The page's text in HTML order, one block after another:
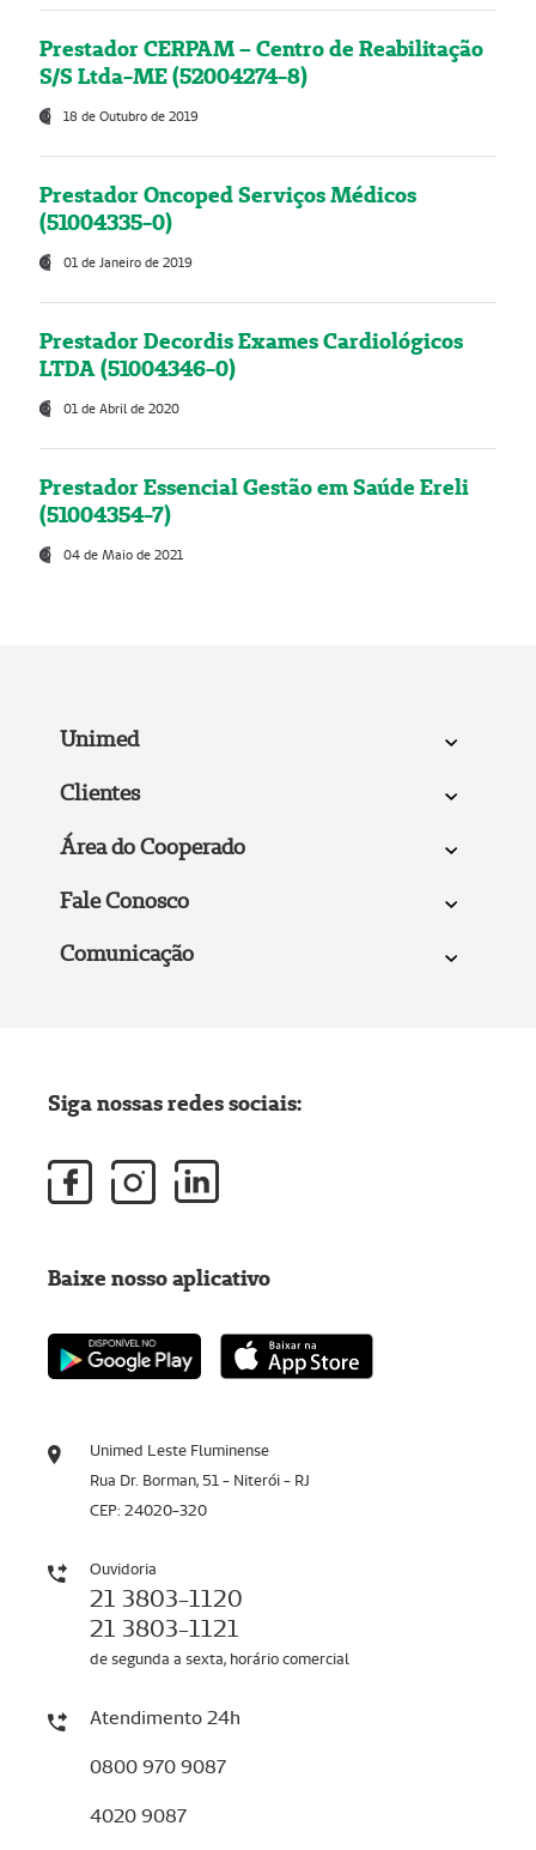
Prestador CERPAM – Centro de Reabilitação
S/S Ltda-ME (52004274-8)
18 de Outubro de 2019
Prestador Oncoped Serviços Médicos
(51004335-0)
01 de Janeiro de 2019
Prestador Decordis Exames Cardiológicos
LTDA (51004346-0)
01 de Abril de 2020
Prestador Essencial Gestão em Saúde Ereli
(51004354-7)
04 de Maio de 2021
Unimed
Clientes
Área do Cooperado
Fale Conosco
Comunicação
Unimed Leste Fluminense
Rua Dr. Borman, 51 - Niterói - RJ
CEP: 24020-320
Ouvidoria
21 3803-1120
21 3803-1121
de segunda a sexta, horário comercial
Atendimento 24h
0800 970 9087
4020 9087
Siga nossas redes sociais:
Baixe nosso aplicativo